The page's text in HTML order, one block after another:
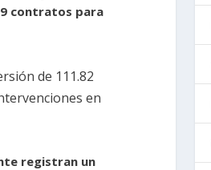
contratos para
de 111.82
en
registran un